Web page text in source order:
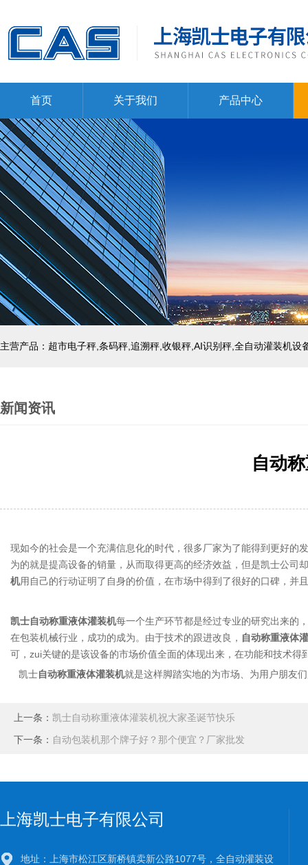
首页 关于我们 产品中心
主营产品：超市电子秤,条码秤,追溯秤,收银秤,AI识别秤,全自动灌装机设
新闻资讯
自动
现如今的社会是一个充满信息化的时代，很多厂家为了能得到更好的
为的就是提高设备的销量，从而取得更高的经济效益，但是凯士公
机用自己的行动证明了自身的价值，在市场中得到了很好的口碑，并
凯士自动称重液体灌装机每一个生产环节都是经过专业的研究出来的
在包装机械行业，成功的成为。由于技术的跟进改良， 自动称重液体
可，zui关键的是该设备的市场价值全面的体现出来，在功能和技术得
凯士自动称重液体灌装机就是这样脚踏实地的为市场、为用户朋友
上一条： 凯士自动称重液体灌装机祝大家圣诞节快乐
下一条： 自动包装机那个牌子好？那个便宜？厂家批发
上海凯士电子有限公司
地址：上海市松江区新桥镇卖新公路1077号，全自动灌装设